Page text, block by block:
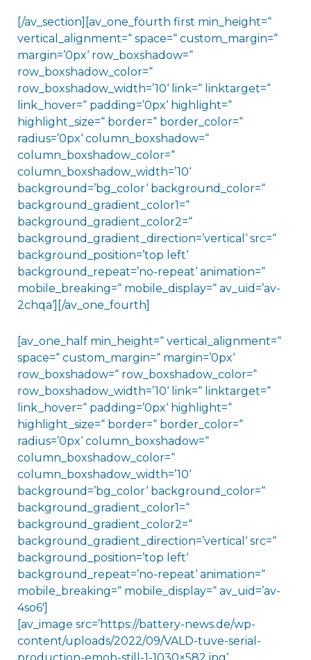
[/av_section][av_one_fourth first min_height=“
vertical_alignment=“ space=“ custom_margin=“
margin=’0px‘ row_boxshadow=“
row_boxshadow_color=“
row_boxshadow_width=’10‘ link=“ linktarget=“
link_hover=“ padding=’0px‘ highlight=“
highlight_size=“ border=“ border_color=“
radius=’0px‘ column_boxshadow=“
column_boxshadow_color=“
column_boxshadow_width=’10‘
background=’bg_color‘ background_color=“
background_gradient_color1=“
background_gradient_color2=“
background_gradient_direction=’vertical‘ src=“
background_position=’top left‘
background_repeat=’no-repeat‘ animation=“
mobile_breaking=“ mobile_display=“ av_uid=’av-
2chqa‘][/av_one_fourth]
[av_one_half min_height=“ vertical_alignment=“
space=“ custom_margin=“ margin=’0px‘
row_boxshadow=“ row_boxshadow_color=“
row_boxshadow_width=’10‘ link=“ linktarget=“
link_hover=“ padding=’0px‘ highlight=“
highlight_size=“ border=“ border_color=“
radius=’0px‘ column_boxshadow=“
column_boxshadow_color=“
column_boxshadow_width=’10‘
background=’bg_color‘ background_color=“
background_gradient_color1=“
background_gradient_color2=“
background_gradient_direction=’vertical‘ src=“
background_position=’top left‘
background_repeat=’no-repeat‘ animation=“
mobile_breaking=“ mobile_display=“ av_uid=’av-
4so6′]
[av_image src=’https://battery-news.de/wp-
content/uploads/2022/09/VALD-tuve-serial-